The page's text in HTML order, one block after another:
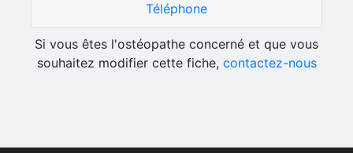
Téléphone
Si vous êtes l'ostéopathe concerné et que vous
souhaitez modifier cette fiche, contactez-nous